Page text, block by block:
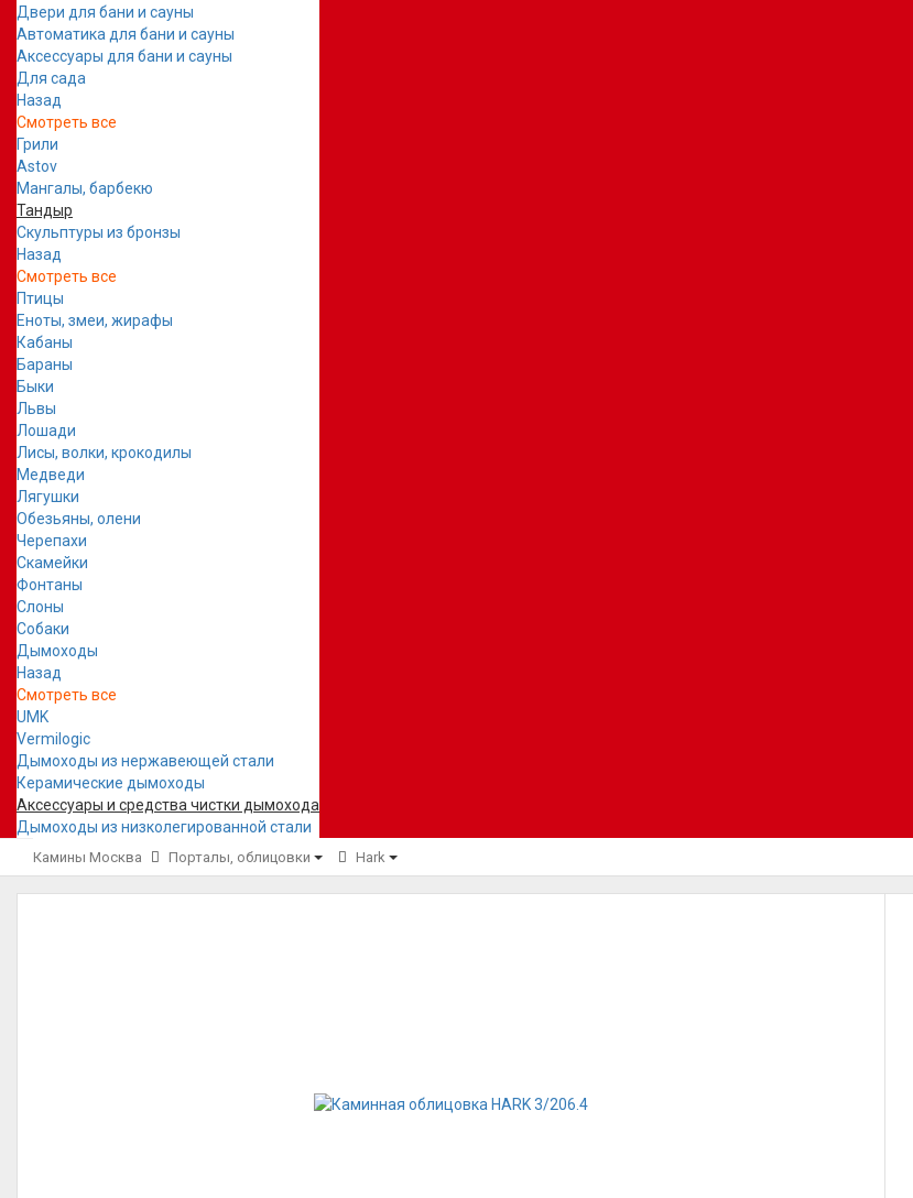
Двери для бани и сауны
Автоматика для бани и сауны
Аксессуары для бани и сауны
Для сада
Назад
Смотреть все
Грили
Astov
Мангалы, барбекю
Тандыр
Скульптуры из бронзы
Назад
Смотреть все
Птицы
Еноты, змеи, жирафы
Кабаны
Бараны
Быки
Львы
Лошади
Лисы, волки, крокодилы
Медведи
Лягушки
Обезьяны, олени
Черепахи
Скамейки
Фонтаны
Слоны
Собаки
Дымоходы
Назад
Смотреть все
UMK
Vermilogic
Дымоходы из нержавеющей стали
Керамические дымоходы
Аксессуары и средства чистки дымохода
Дымоходы из низколегированной стали
Камины Москва Порталы, облицовки Hark